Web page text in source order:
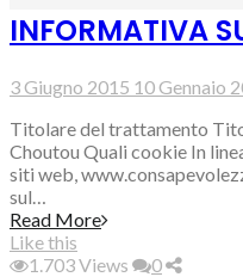
INFORMATIVA
3 Giugno 2015 10 Gennaio
Titolare del trattamento
Choutou Quali cookie In
siti web,
sul…
Read More
Like this
1.703Views
0